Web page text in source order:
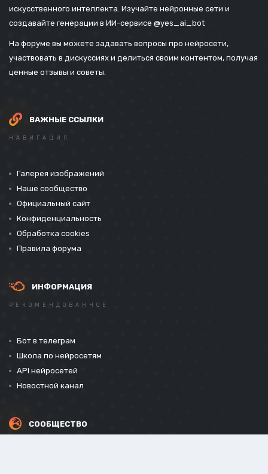
искусственного интеллекта. Изучайте нейронные сети и
создавайте генерации в ИИ-сервисе @yes_ai_bot
На форуме вы можете задавать вопросы про нейросети,
участвовать в дискуссиях и делиться своим контентом, получая
ценные отзывы и советы.
ВАЖНЫЕ ССЫЛКИ
НАВИГАЦИЯ
Галерея изображений
Наше сообщество
Официальный сайт
Конфиденциальность
Обработка cookies
Правила форума
ИНФОРМАЦИЯ
РЕКОМЕНДОВАННОЕ
Бот в телеграм
Школа по нейросетям
API нейросетей
Новостной канал
СООБЩЕСТВО